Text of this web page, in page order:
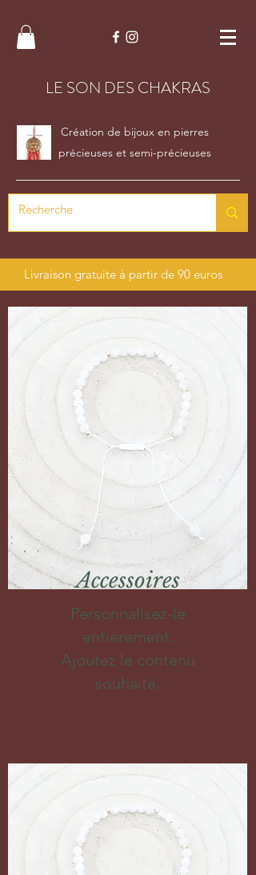
LE SON DES CHAKRAS
Création de bijoux en pierres
précieuses et semi-précieuses
Livraison gratuite à partir de 90 euros
Accessoires
Personnalisez-le
entièrement.
Ajoutez le contenu
souhaité.